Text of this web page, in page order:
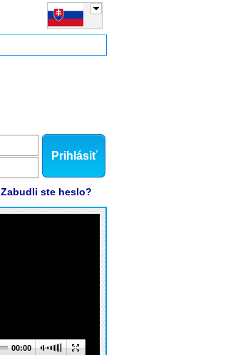
Prihlásiť
Zabudli ste heslo?
00:00